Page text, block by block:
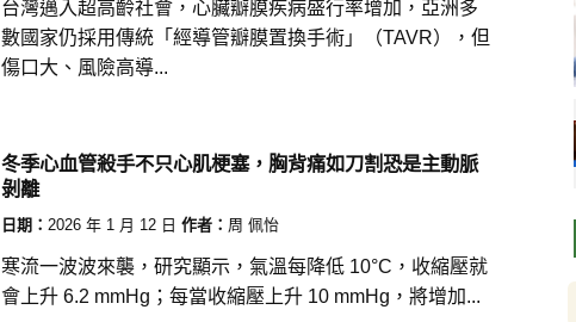
台灣邁入超高齡社會，心臟瓣膜疾病盛行率增加，亞洲多
數國家仍採用傳統「經導管瓣膜置換手術」（TAVR），但
傷口大、風險高導...
冬季心血管殺手不只心肌梗塞，胸背痛如刀割恐是主動脈
剝離
日期： 2026 年 1 月 12 日 作者： 周 佩怡
寒流一波波來襲，研究顯示，氣溫每降低 10°C，收縮壓就
會上升 6.2 mmHg；每當收縮壓上升 10 mmHg，將增加...